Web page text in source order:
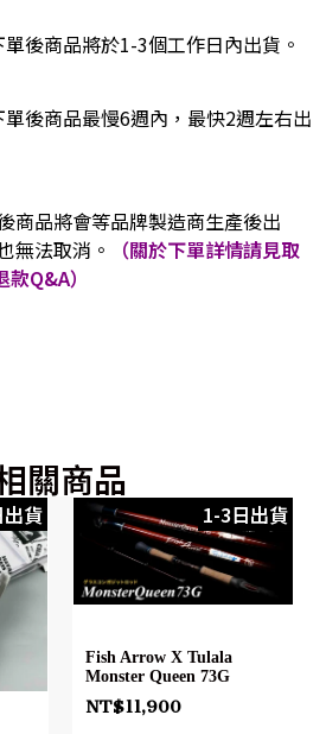
後商品將於1-3個工作日內出貨。
後商品最慢6週內，最快2週左右出
品將會等品牌製造商生產後出
無法取消。
（關於下單詳情請見取
Q&A）
關商品
貨 1-3日出貨
Fish Arrow X Tulala
Monster Queen 73G
NT$11,900